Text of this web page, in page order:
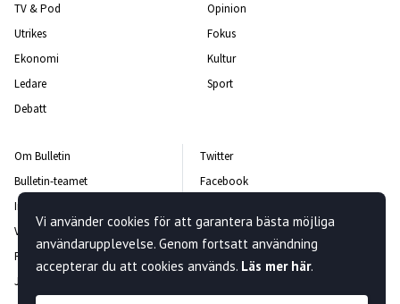
TV & Pod
Utrikes
Ekonomi
Ledare
Debatt
Opinion
Fokus
Kultur
Sport
Om Bulletin
Bulletin-teamet
Integritetspolicy
Vanliga frågor och svar
Rättelsepolicy
Jobba hos oss
Twitter
Facebook
Kontakta oss
Vi använder cookies för att garantera bästa möjliga
användarupplevelse. Genom fortsatt användning
accepterar du att cookies används. Läs mer här.